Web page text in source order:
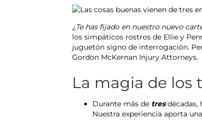
¿Te has fijado en nuestro nuevo
los simpáticos rostros de Ellie y
juguetón signo de interrogación.
Gordon McKernan Injury Attorneys.
La magia de los
Durante más de tresdécadas,
Nuestra experiencia aporta